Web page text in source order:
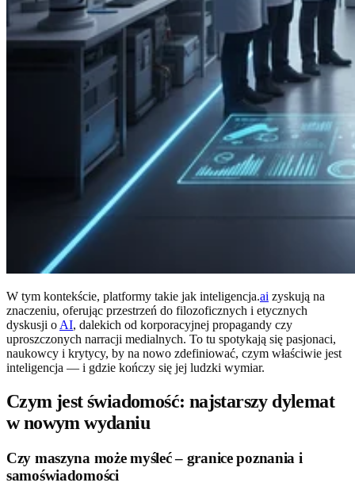
W tym kontekście, platformy takie jak inteligencja.ai zyskują na
znaczeniu, oferując przestrzeń do filozoficznych i etycznych
dyskusji o AI, dalekich od korporacyjnej propagandy czy
uproszczonych narracji medialnych. To tu spotykają się pasjonaci,
naukowcy i krytycy, by na nowo zdefiniować, czym właściwie jest
inteligencja — i gdzie kończy się jej ludzki wymiar.
Czym jest świadomość: najstarszy dylemat
w nowym wydaniu
Czy maszyna może myśleć – granice poznania i
samoświadomości